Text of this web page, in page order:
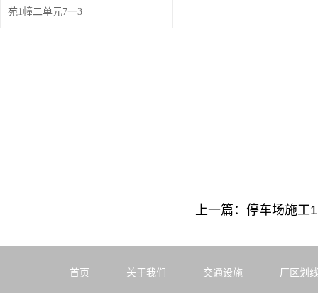
苑1幢二单元7一3
上一篇：停车场施工
首页 关于我们 交通设施 厂区划